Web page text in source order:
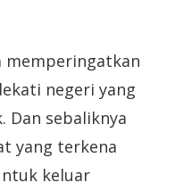
memperingatkan
negeri yang
Dan sebaliknya
yang terkena
keluar